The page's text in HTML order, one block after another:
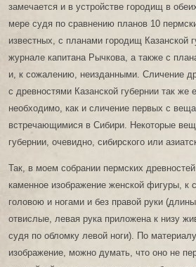
замечается и в устройстве городищ в
мере судя по сравнению планов 10
известных, с планами городищ Казанской
журнале капитана Рычкова, а также с
и, к сожалению, неизданными. Сличение
с древностями Казанской губернии так же
необходимо, как и сличение первых с
встречающимися в Сибири. Некоторые
губернии, очевидно, сибирского или
Так, в моем собрании пермских
каменное изображение женской фигуры, к
головою и ногами и без правой руки
отвислые, левая рука приложена к низу
судя по обломку левой ноги). По
изображение, можно думать, что оно не